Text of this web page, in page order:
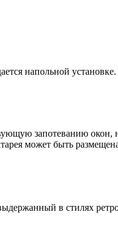
напольной установке.
запотеванию окон,
может быть
в стилях